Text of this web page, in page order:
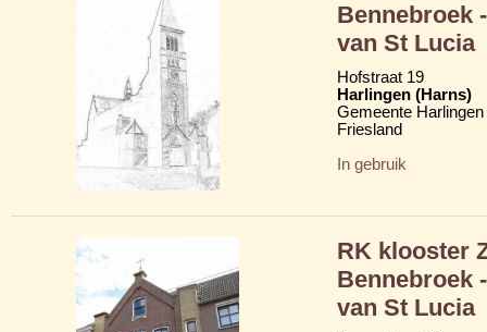
Bennebroek
van St Lucia
Hofstraat 19
Harlingen (Harns)
Gemeente Harlingen
Friesland
In gebruik
RK klooster
Bennebroek
van St Lucia